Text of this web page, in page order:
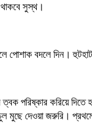
থাকবে সুস্থ।
বদলে দিন।
ত্বক পরিষ্কার
দেওয়া জরুরি।